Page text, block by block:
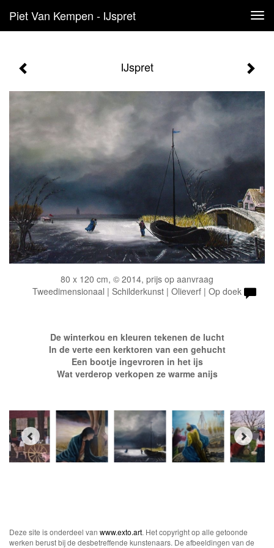
Piet Van Kempen - IJspret
IJspret
80 x 120 cm, © 2014, prijs op aanvraag
Tweedimensionaal | Schilderkunst | Olieverf | Op doek
De winterkou en kleuren tekenen de lucht
In de verte een kerktoren van een gehucht
Een bootje ingevroren in het ijs
Wat verderop verkopen ze warme anijs
Deze site is onderdeel van www.exto.art. Het copyright op alle getoonde
werken berust bij de desbetreffende kunstenaars. De afbeeldingen van de